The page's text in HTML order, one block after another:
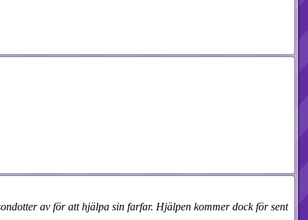
av för att hjälpa sin farfar. Hjälpen kommer dock för sent